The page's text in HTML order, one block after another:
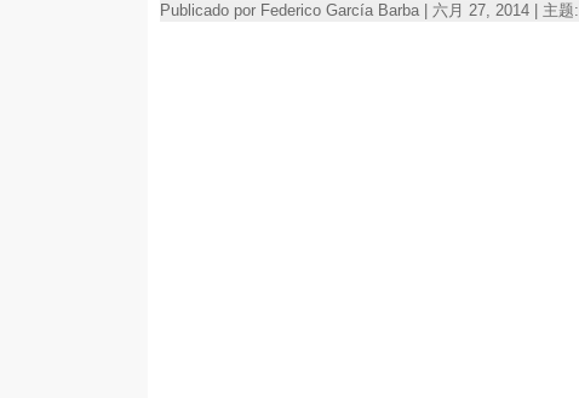
Publicado por Federico García Barba | 六月 27, 2014 | 主题: